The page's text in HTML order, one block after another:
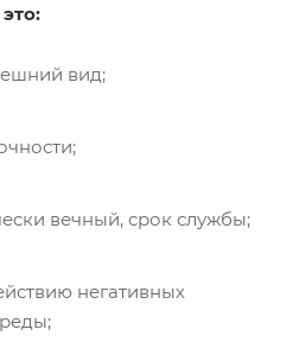
вид;
вечный, срок службы;
негативных